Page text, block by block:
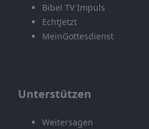
Bibel TV Impuls
EchtJetzt
MeinGottesdienst
Unterstützen
Weitersagen